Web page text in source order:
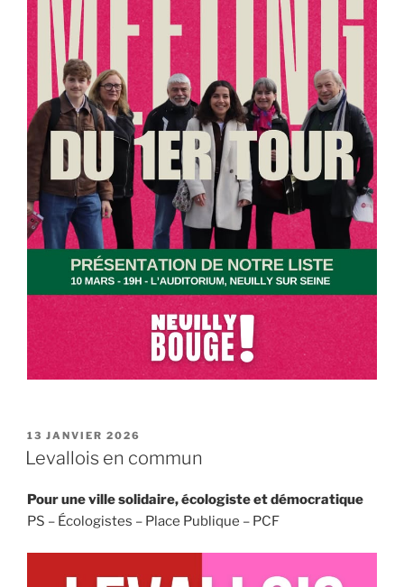
PUBLIÉ
LE
13 JANVIER 2026
Levallois en commun
Pour une ville solidaire, écologiste et démocratique
PS – Écologistes – Place Publique – PCF